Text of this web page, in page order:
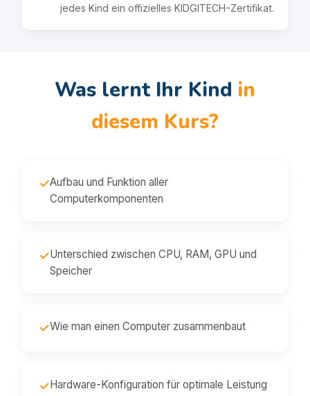
jedes Kind ein offizielles KIDGITECH-Zertifikat.
Was lernt Ihr Kind in
diesem Kurs?
✓Aufbau und Funktion aller
Computerkomponenten
✓Unterschied zwischen CPU, RAM, GPU und
Speicher
✓Wie man einen Computer zusammenbaut
✓ Hardware-Konfiguration für optimale Leistung